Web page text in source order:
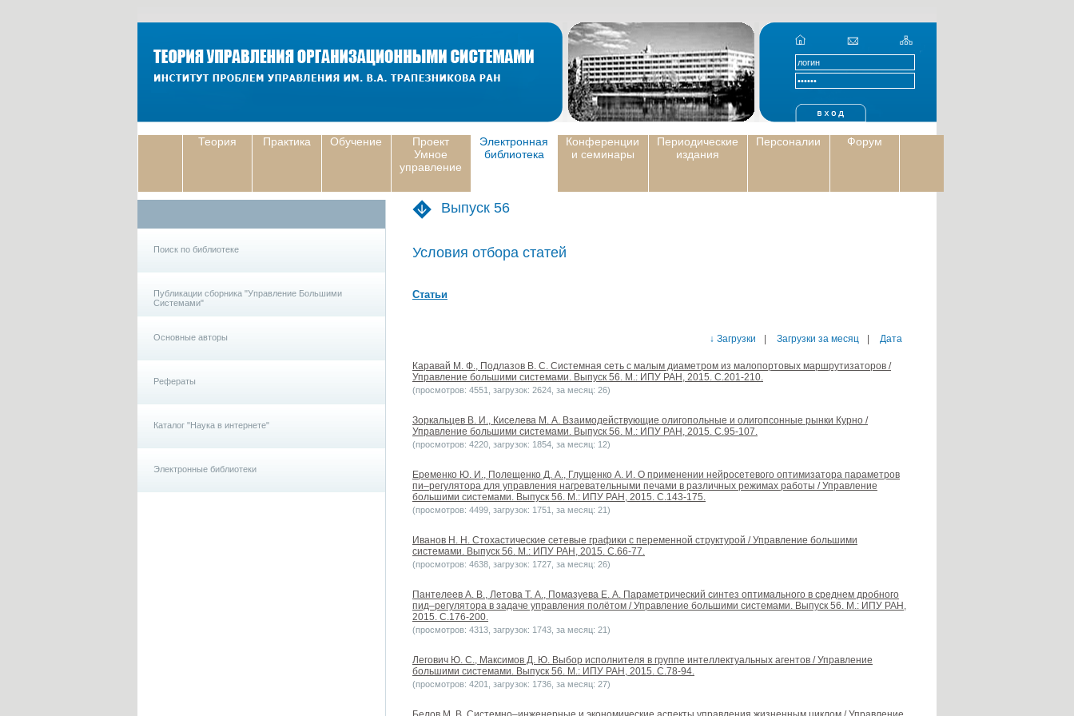
Теория Практика Обучение
Проект
Умное
управление
Электронная
библиотека
Конференции
и семинары
Периодические
издания
Персоналии Форум
Поиск по библиотеке
Публикации сборника "Управление Большими
Системами"
Основные авторы
Рефераты
Каталог "Наука в интернете"
Электронные библиотеки
Выпуск 56
Условия отбора статей
Статьи
↓ Загрузки Загрузки за месяц Дата
Каравай М. Ф., Подлазов В. С. Системная сеть с малым диаметром из малопортовых маршрутизаторов /
Управление большими системами. Выпуск 56. М.: ИПУ РАН, 2015. С.201-210.
(просмотров: 4551, загрузок: 2624, за месяц: 26)
Зоркальцев В. И., Киселева М. А. Взаимодействующие олигопольные и олигопсонные рынки Курно /
Управление большими системами. Выпуск 56. М.: ИПУ РАН, 2015. С.95-107.
(просмотров: 4220, загрузок: 1854, за месяц: 12)
Еременко Ю. И., Полещенко Д. А., Глущенко А. И. О применении нейросетевого оптимизатора параметров
пи–регулятора для управления нагревательными печами в различных режимах работы / Управление
большими системами. Выпуск 56. М.: ИПУ РАН, 2015. С.143-175.
(просмотров: 4499, загрузок: 1751, за месяц: 21)
Иванов Н. Н. Стохастические сетевые графики с переменной структурой / Управление большими
системами. Выпуск 56. М.: ИПУ РАН, 2015. С.66-77.
(просмотров: 4638, загрузок: 1727, за месяц: 26)
Пантелеев А. В., Летова Т. А., Помазуева Е. А. Параметрический синтез оптимального в среднем дробного
пид–регулятора в задаче управления полётом / Управление большими системами. Выпуск 56. М.: ИПУ РАН,
2015. С.176-200.
(просмотров: 4313, загрузок: 1743, за месяц: 21)
Легович Ю. С., Максимов Д. Ю. Выбор исполнителя в группе интеллектуальных агентов / Управление
большими системами. Выпуск 56. М.: ИПУ РАН, 2015. С.78-94.
(просмотров: 4201, загрузок: 1736, за месяц: 27)